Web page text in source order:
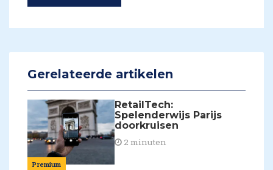
Gerelateerde artikelen
Premium
RetailTech:
Spelenderwijs Parijs
doorkruisen
2 minuten